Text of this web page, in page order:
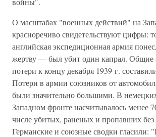
О масштабах "военных действий" на
красноречиво свидетельствуют цифры:
английская экспедиционная армия
жертву — был убит один капрал. Общие
потери к концу декабря 1939 г.
Потери в армии союзников от
были значительно большими. В
Западном фронте насчитывалось менее
числе убитых, раненых и пропавших без
Германские и союзные сводки гласили: